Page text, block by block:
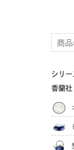
シリ
香蘭社